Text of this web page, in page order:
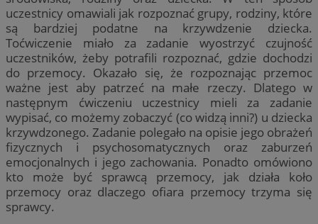
uczestnicy omawiali jak rozpoznać grupy, rodziny, które
są bardziej podatne na krzywdzenie dziecka.
Toćwiczenie miało za zadanie wyostrzyć czujność
uczestników, żeby potrafili rozpoznać, gdzie dochodzi
do przemocy. Okazało się, że rozpoznając przemoc
ważne jest aby patrzeć na małe rzeczy. Dlatego w
następnym ćwiczeniu uczestnicy mieli za zadanie
wypisać, co możemy zobaczyć (co widzą inni?) u dziecka
krzywdzonego. Zadanie polegało na opisie jego obrażeń
fizycznych i psychosomatycznych oraz zaburzeń
emocjonalnych i jego zachowania. Ponadto omówiono
kto może być sprawcą przemocy, jak działa koło
przemocy oraz dlaczego ofiara przemocy trzyma się
sprawcy.